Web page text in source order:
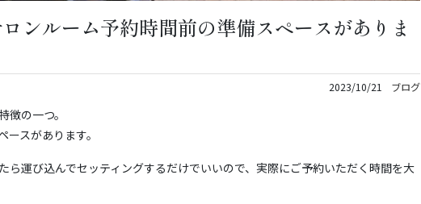
ンルーム予約時間前の準備スペースがありま
2023/10/21 ブログ
の一つ。
スがあります。
ら運び込んでセッティングするだけでいいので、実際にご予約いただく時間を大